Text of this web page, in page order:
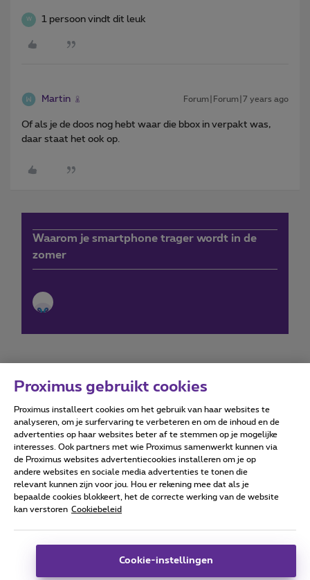
W 1 persoon vindt dit leuk
Martin Forum|Forum|7 years ago
Of als je de doos nog hebt waar die bbox in verpakt was,
daar staat het ook op.
Waarom je smartphone trager wordt in de
zomer
Forumvoorwaarden Accessibility statement
Alle rechten voorbehouden. © Proximus
Algemene voorwaarden, consumenteninfo
Deze website is gecreëerd en wordt beheerd conform het
Proximus gebruikt cookies
Proximus installeert cookies om het gebruik van haar websites te
analyseren, om je surfervaring te verbeteren en om de inhoud en de
advertenties op haar websites beter af te stemmen op je mogelijke
interesses. Ook partners met wie Proximus samenwerkt kunnen via
de Proximus websites advertentiecookies installeren om je op
andere websites en sociale media advertenties te tonen die
relevant kunnen zijn voor jou. Hou er rekening mee dat als je
bepaalde cookies blokkeert, het de correcte werking van de website
kan verstoren Cookiebeleid
Cookie-instellingen